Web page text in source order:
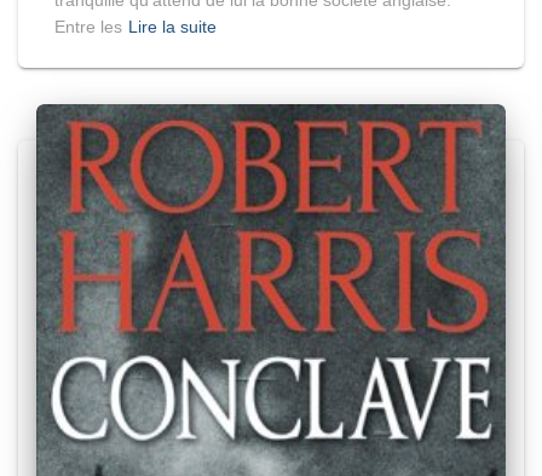
Entre les Lire la suite